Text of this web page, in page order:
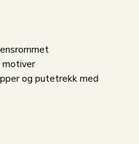
motiver
og putetrekk med